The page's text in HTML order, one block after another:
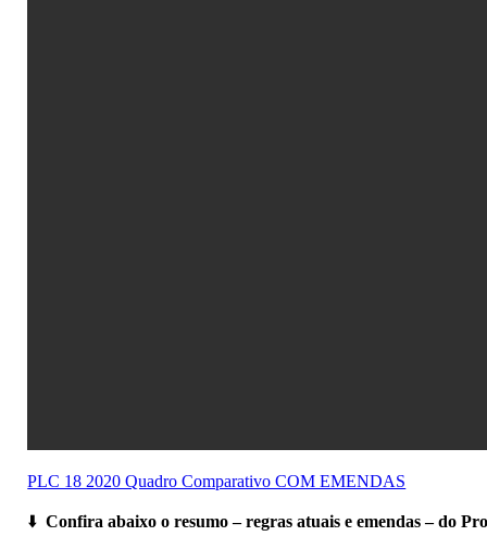
PLC 18 2020 Quadro Comparativo COM EMENDAS
⬇️Confira abaixo o resumo – regras atuais e emendas – do